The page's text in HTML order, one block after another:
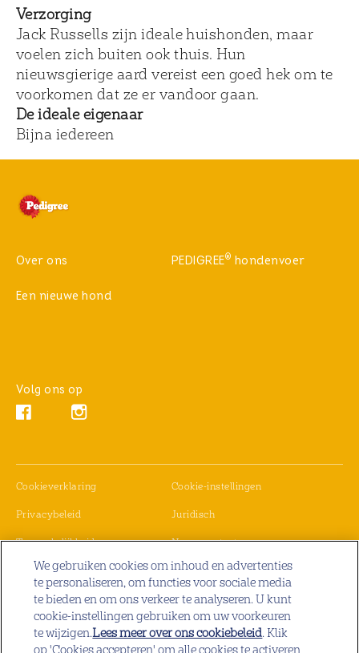
Verzorging
Jack Russells zijn ideale huishonden, maar
voelen zich buiten ook thuis. Hun
nieuwsgierige aard vereist een goed hek om te
voorkomen dat ze er vandoor gaan.
De ideale eigenaar
Bijna iedereen
Over ons PEDIGREE® hondenvoer
Een nieuwe hond
Volg ons op
Facebook (opens in new window)
Instagram (opens in new window)
Cookieverklaring(opens in new window)Cookie-instellingen
Privacybeleid (opens in new window)Juridisch(opens in new window)
Toegankelijkheid(opens in new window)Neem contact op(opens in new window)
Recyclebaarheid verpakking (opens in new window)
Carrières(opens in new window)
Copyright© 2026 Incorporated and its Affiliates. All Rights Reserved.
We gebruiken cookies om inhoud en advertenties
te personaliseren, om functies voor sociale media
te bieden en om ons verkeer te analyseren. U kunt
cookie-instellingen gebruiken om uw voorkeuren
te wijzigen.Lees meer over ons cookiebeleid(opens in a
new tab)
. Klik
op 'Cookies accepteren' om alle cookies te activeren